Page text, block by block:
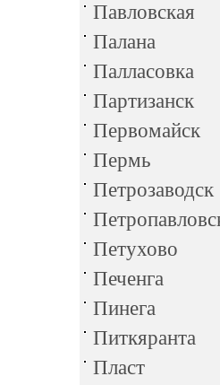
Павловская
Палана
Палласовка
Партизанск
Первомайск
Пермь
Петрозаводск
Петухово
Печенга
Пинега
Питкяранта
Пласт